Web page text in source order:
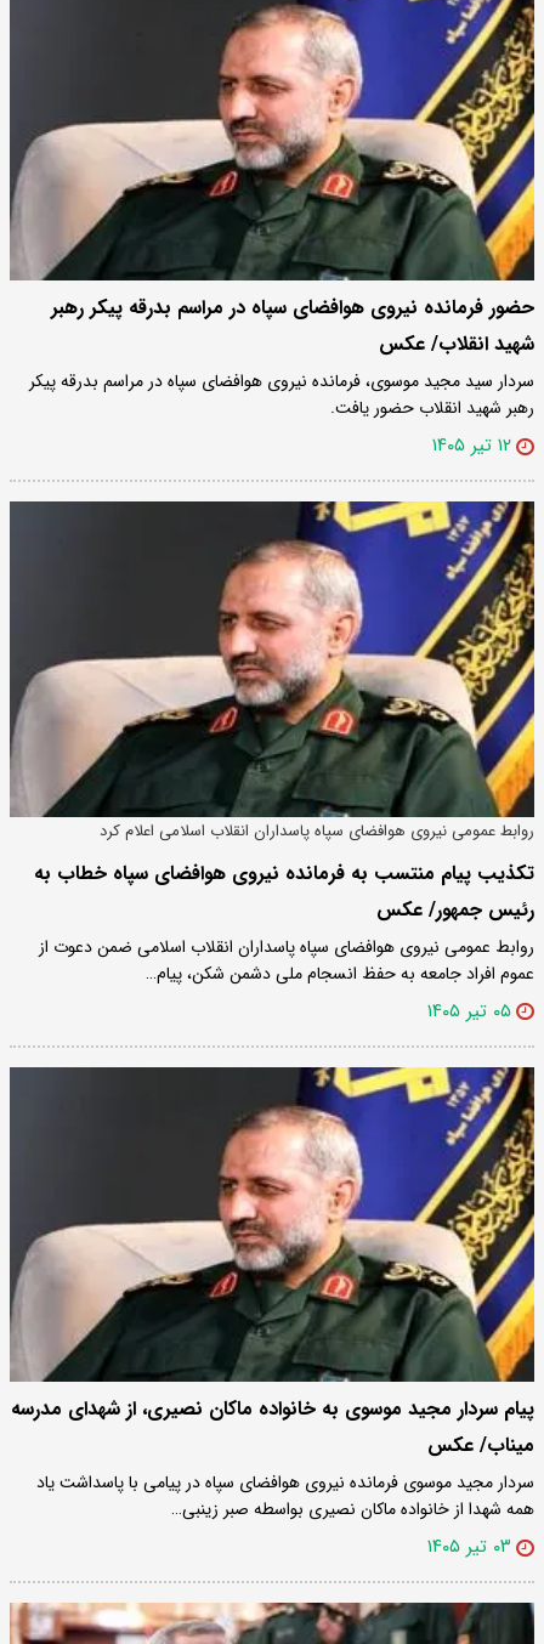
حضور فرمانده نیروی هوافضای سپاه در مراسم بدرقه پیکر رهبر
شهید انقلاب/ عکس
سردار سید مجید موسوی، فرمانده نیروی هوافضای سپاه در مراسم بدرقه پیکر
رهبر شهید انقلاب حضور یافت.
۱۲ تیر ۱۴۰۵
روابط عمومی نیروی هوافضای سپاه پاسداران انقلاب اسلامی اعلام کرد
تکذیب پیام منتسب به فرمانده نیروی هوافضای سپاه خطاب به
رئیس جمهور/ عکس
روابط عمومی نیروی هوافضای سپاه پاسداران انقلاب اسلامی ضمن دعوت از
عموم افراد جامعه به حفظ انسجام ملی دشمن شکن، پیام…
۰۵ تیر ۱۴۰۵
پیام سردار مجید موسوی به خانواده ماکان نصیری، از شهدای مدرسه
میناب/ عکس
سردار مجید موسوی فرمانده نیروی هوافضای سپاه در پیامی با پاسداشت یاد
همه شهدا از خانواده ماکان نصیری بواسطه صبر زینبی…
۰۳ تیر ۱۴۰۵